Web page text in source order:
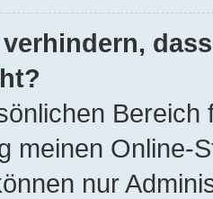
meinen Online-
nur